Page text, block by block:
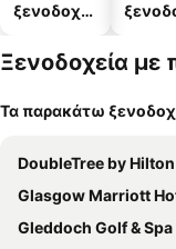
ξενοδοχεί
Ξενοδοχεία με
Τα παρακάτω
DoubleTree by Hilton
Glasgow Marriott
Gleddoch Golf &